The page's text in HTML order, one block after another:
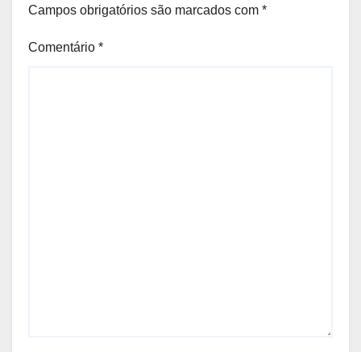
Campos obrigatórios são marcados com *
Comentário *